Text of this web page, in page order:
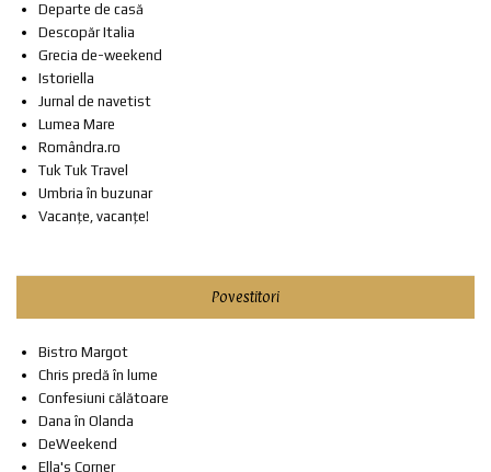
Departe de casă
Descopăr Italia
Grecia de-weekend
Istoriella
Jurnal de navetist
Lumea Mare
Romândra.ro
Tuk Tuk Travel
Umbria în buzunar
Vacanțe, vacanțe!
Povestitori
Bistro Margot
Chris predă în lume
Confesiuni călătoare
Dana în Olanda
DeWeekend
Ella's Corner